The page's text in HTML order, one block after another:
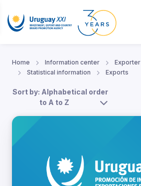
Home Information center
Exporter
Statistical information
Exports
Sort by: Alphabetical order
to A to Z